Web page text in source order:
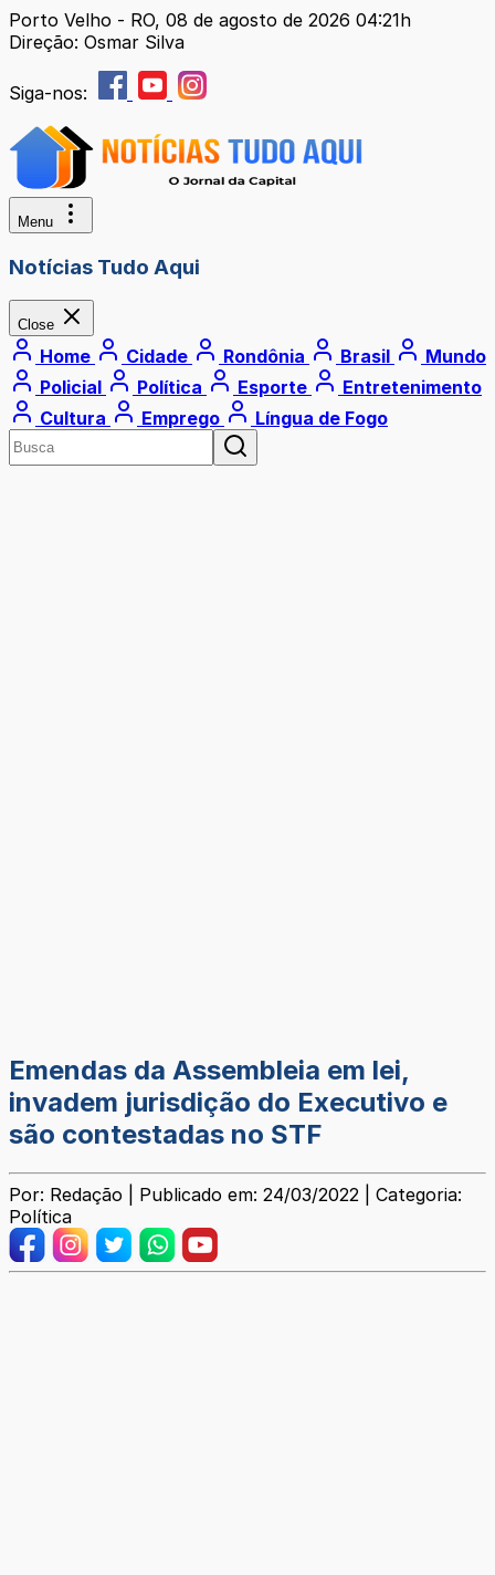
Porto Velho - RO, 08 de agosto de 2026 04:21h
Direção: Osmar Silva
Siga-nos:
Menu
Notícias Tudo Aqui
Close
Home Cidade Rondônia Brasil
Mundo
Policial
Política Esporte
Entretenimento
Cultura
Emprego Língua de Fogo
Emendas da Assembleia em lei,
invadem jurisdição do Executivo e
são contestadas no STF
Por: Redação | Publicado em: 24/03/2022 | Categoria:
Política